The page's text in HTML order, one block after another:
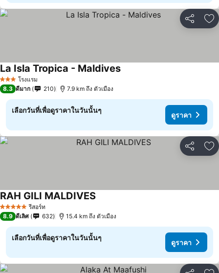
แชร์ เ
3 ดาว โรงแรม
La Isla Tropica - Maldives
8.3 ดีมาก 210 7.9 km ถึง ตัวเมือง
เลือกวันที่เพื่อดูราคาในวันนั้นๆ
ดูราคา
แชร์ เ
5 ดาว รีสอร์ท
RAH GILI MALDIVES
8.9 ดีเลิศ 632 15.4 km ถึง ตัวเมือง
เลือกวันที่เพื่อดูราคาในวันนั้นๆ
ดูราคา